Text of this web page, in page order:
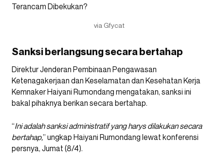
via Gfycat
Sanksi berlangsung secara bertahap
Direktur Jenderan Pembinaan Pengawasan
Ketenagakerjaan dan Keselamatan dan Kesehatan Kerja
Kemnaker Haiyani Rumondang mengatakan, sanksi ini
bakal pihaknya berikan secara bertahap.
“Ini adalah sanksi administratif yang harys dilakukan secara
bertahap,” ungkap Haiyani Rumondang lewat konferensi
persnya, Jumat (8/4).